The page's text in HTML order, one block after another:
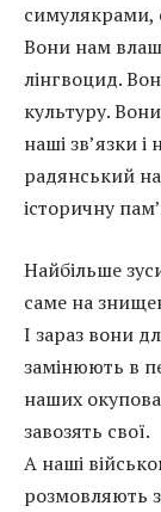
симулякрами,
Вони нам
лінгвоцид.
культуру.
наші зв’язки
радянський
історичну
Найбільше
саме на
І зараз вони
замінюють в
наших
завозять свої.
А наші
розмовляють